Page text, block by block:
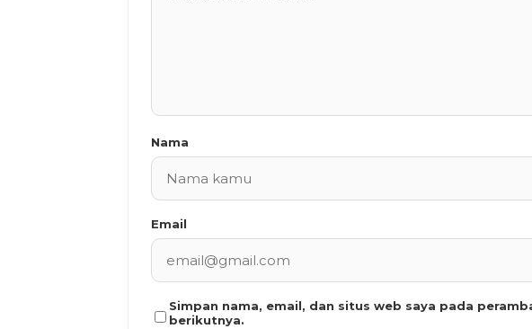
Nama
Email
Simpan nama, email, dan situs web saya pada
berikutnya.